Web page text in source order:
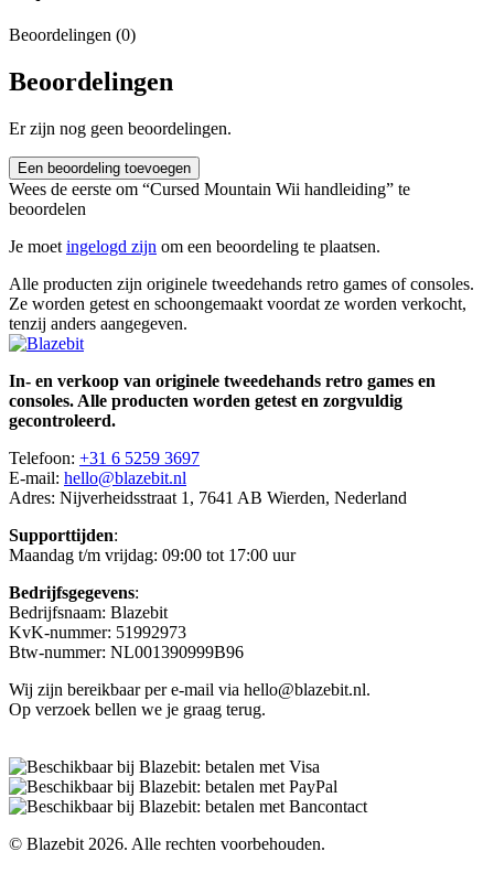
Beoordelingen (0)
Beoordelingen
Er zijn nog geen beoordelingen.
Een beoordeling toevoegen
Wees de eerste om “Cursed Mountain Wii handleiding” te
beoordelen
Je moet ingelogd zijn om een beoordeling te plaatsen.
Alle producten zijn originele tweedehands retro games of consoles.
Ze worden getest en schoongemaakt voordat ze worden verkocht,
tenzij anders aangegeven.
In- en verkoop van originele tweedehands retro games en
consoles. Alle producten worden getest en zorgvuldig
gecontroleerd.
Telefoon: +31 6 5259 3697
E-mail: hello@blazebit.nl
Adres: Nijverheidsstraat 1, 7641 AB Wierden, Nederland
Supporttijden:
Maandag t/m vrijdag: 09:00 tot 17:00 uur
Bedrijfsgegevens:
Bedrijfsnaam: Blazebit
KvK-nummer: 51992973
Btw-nummer: NL001390999B96
Wij zijn bereikbaar per e-mail via hello@blazebit.nl.
Op verzoek bellen we je graag terug.
© Blazebit 2026. Alle rechten voorbehouden.